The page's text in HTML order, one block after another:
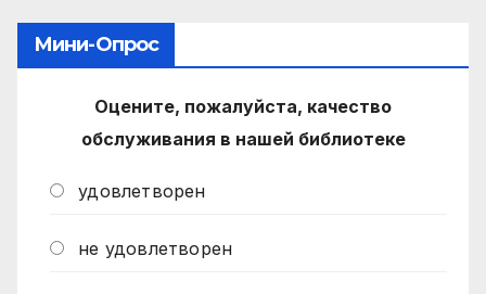
Мини-Опрос
Оцените, пожалуйста, качество
обслуживания в нашей библиотеке
удовлетворен
не удовлетворен